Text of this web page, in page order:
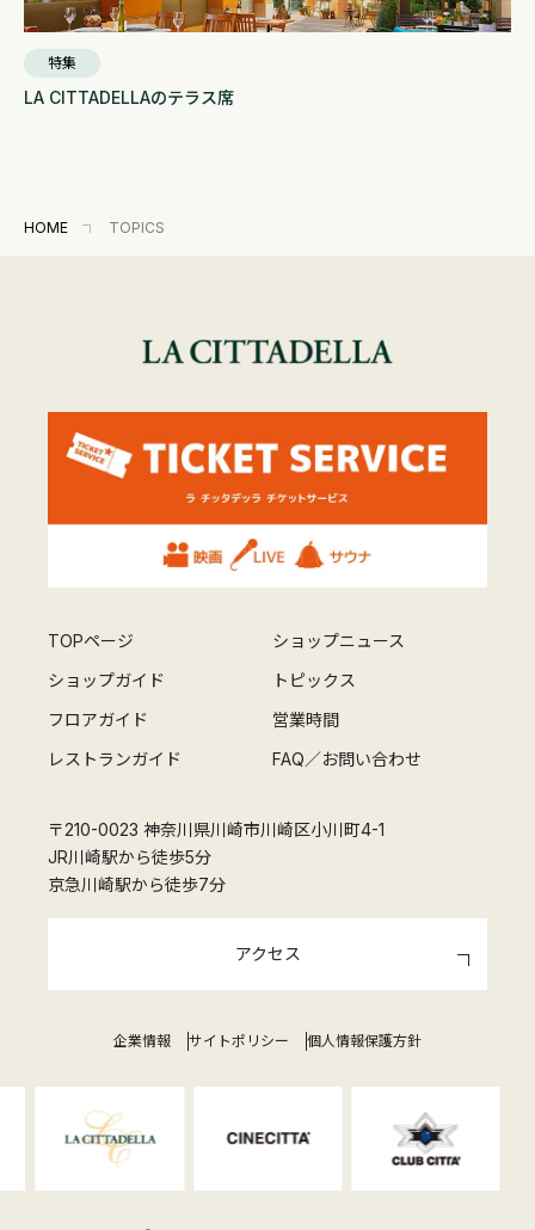
特集
LA CITTADELLAのテラス席
HOME TOPICS
TOPページ
ショップニュース
ショップガイド
トピックス
フロアガイド
営業時間
レストランガイド
FAQ／お問い合わせ
〒210-0023 神奈川県川崎市川崎区小川町4-1
JR川崎駅から徒歩5分
京急川崎駅から徒歩7分
アクセス
企業情報 サイトポリシー 個人情報保護方針